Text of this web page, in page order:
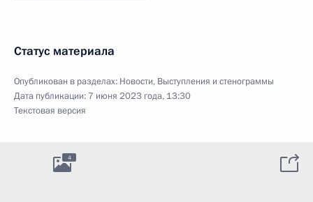
Статус материала
Опубликован в разделах: Новости, Выступления и стенограммы
Дата публикации: 7 июня 2023 года, 13:30
Текстовая версия
4